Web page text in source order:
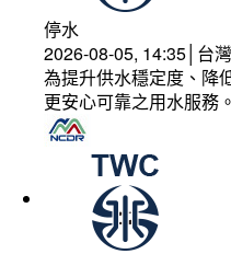
停水
2026-08-05, 14:35│台
為提升供水穩定度、降
更安心可靠之用水服務。